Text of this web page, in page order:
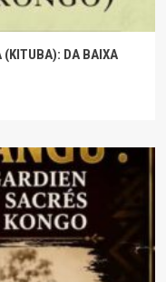
(KITUBA): DA BAIXA